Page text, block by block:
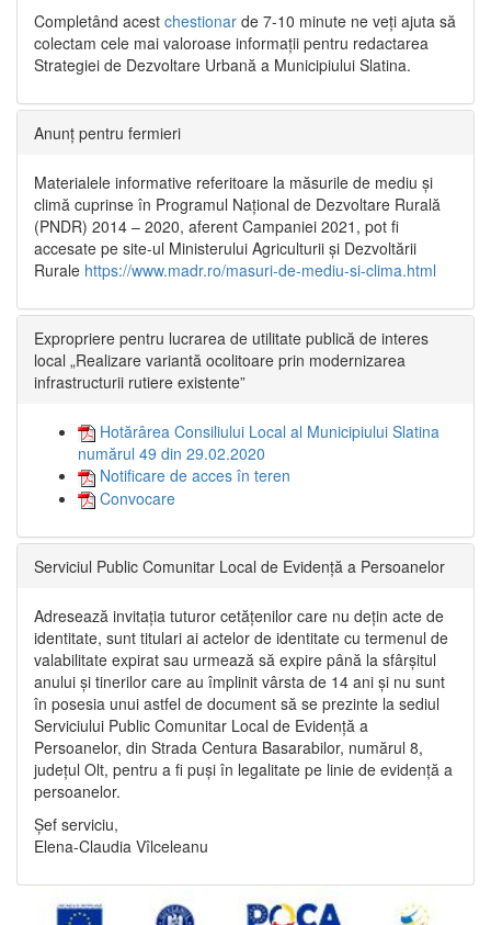
Completând acest chestionar de 7-10 minute ne veți ajuta să
colectam cele mai valoroase informații pentru redactarea
Strategiei de Dezvoltare Urbană a Municipiului Slatina.
Anunț pentru fermieri
Materialele informative referitoare la măsurile de mediu și
climă cuprinse în Programul Național de Dezvoltare Rurală
(PNDR) 2014 – 2020, aferent Campaniei 2021, pot fi
accesate pe site-ul Ministerului Agriculturii și Dezvoltării
Rurale https://www.madr.ro/masuri-de-mediu-si-clima.html
Expropriere pentru lucrarea de utilitate publică de interes
local „Realizare variantă ocolitoare prin modernizarea
infrastructurii rutiere existente”
Hotărârea Consiliului Local al Municipiului Slatina
numărul 49 din 29.02.2020
Notificare de acces în teren
Convocare
Serviciul Public Comunitar Local de Evidență a Persoanelor
Adresează invitația tuturor cetățenilor care nu dețin acte de
identitate, sunt titulari ai actelor de identitate cu termenul de
valabilitate expirat sau urmează să expire până la sfârșitul
anului și tinerilor care au împlinit vârsta de 14 ani și nu sunt
în posesia unui astfel de document să se prezinte la sediul
Serviciului Public Comunitar Local de Evidență a
Persoanelor, din Strada Centura Basarabilor, numărul 8,
județul Olt, pentru a fi puși în legalitate pe linie de evidență a
persoanelor.
Șef serviciu,
Elena-Claudia Vîlceleanu